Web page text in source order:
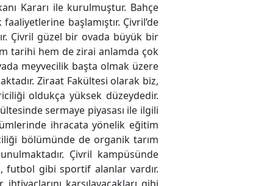
Kararı ile kurulmuştur. Bahçe
başlamıştır. Çivril’de
Çivril güzel bir ovada büyük bir
tarihi hem de zirai anlamda çok
meyvecilik başta olmak üzere
Ziraat Fakültesi olarak biz,
oldukça yüksek düzeydedir.
sermaye piyasası ile ilgili
ihracata yönelik eğitim
bölümünde de organik tarım
Çivril kampüsünde
futbol gibi sportif alanlar vardır.